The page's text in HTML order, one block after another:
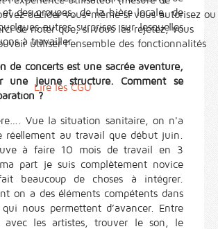
et des groupes, de la bière locale, de
autres surprises sur lesquelles
à travailler.
de concerts est une sacrée aventure,
une jeune structure. Comment se
?
Vue la situation sanitaire, on n'a
réellement au travail que début juin.
à faire 10 mois de travail en 3
part je suis complètement novice
beaucoup de choses à intégrer.
on a des éléments compétents dans
qui nous permettent d’avancer. Entre
avec les artistes, trouver le son, le
décider vous-même si vous autorisez ou
de noter que, si vous les rejetez, vous
utiliser l’ensemble des fonctionnalités
Lire les CGU